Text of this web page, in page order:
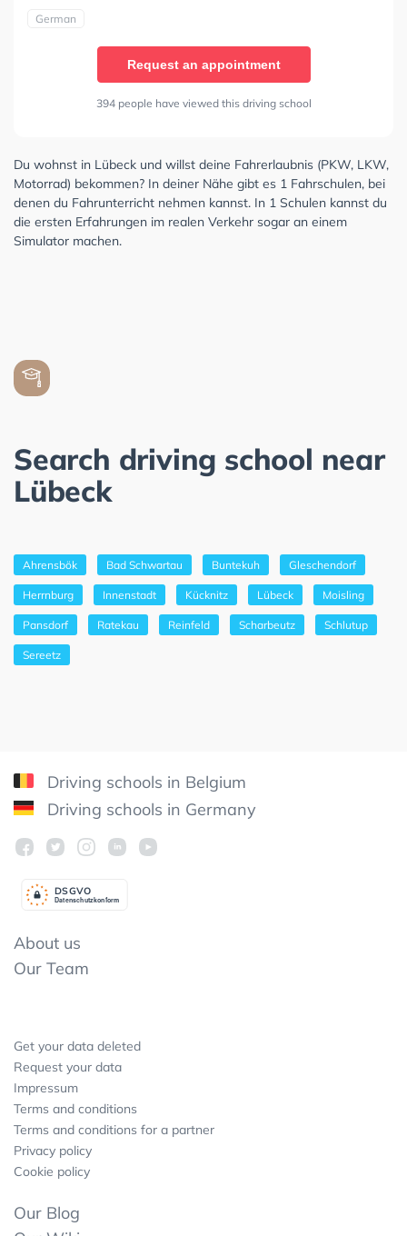
German
Request an appointment
394 people have viewed this driving school
Du wohnst in Lübeck und willst deine Fahrerlaubnis (PKW, LKW,
Motorrad) bekommen? In deiner Nähe gibt es 1 Fahrschulen, bei
denen du Fahrunterricht nehmen kannst. In 1 Schulen kannst du
die ersten Erfahrungen im realen Verkehr sogar an einem
Simulator machen.
Search driving school near
Lübeck
Ahrensbök Bad Schwartau Buntekuh Gleschendorf
Herrnburg Innenstadt Kücknitz Lübeck Moisling
Pansdorf Ratekau Reinfeld Scharbeutz Schlutup
Sereetz
Driving schools in Belgium
Driving schools in Germany
Datenschutzkonform
DSGVO
About us
Our Team
Get your data deleted
Request your data
Impressum
Terms and conditions
Terms and conditions for a partner
Privacy policy
Cookie policy
Our Blog